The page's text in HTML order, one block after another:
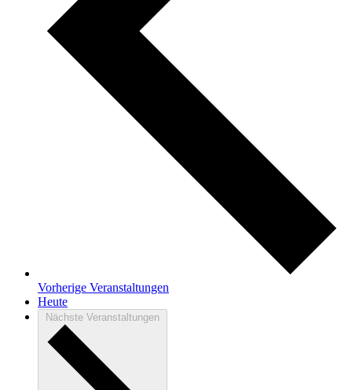
Vorherige Veranstaltungen
Heute
Nächste Veranstaltungen